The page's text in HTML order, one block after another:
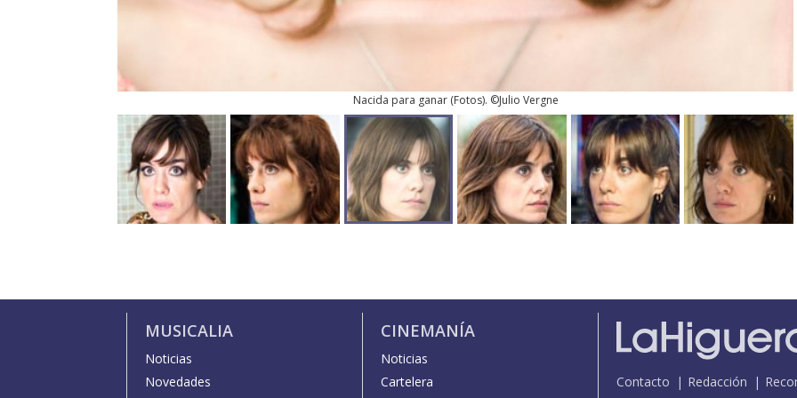
Nacida para ganar(Fotos). ©Julio Vergne
MUSICALIA
Noticias
Novedades
CINEMANÍA
Noticias
Cartelera
Contacto Redacción